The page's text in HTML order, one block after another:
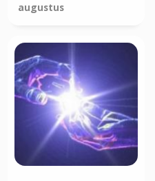
augustus